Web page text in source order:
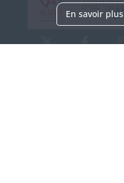
En savoir plus